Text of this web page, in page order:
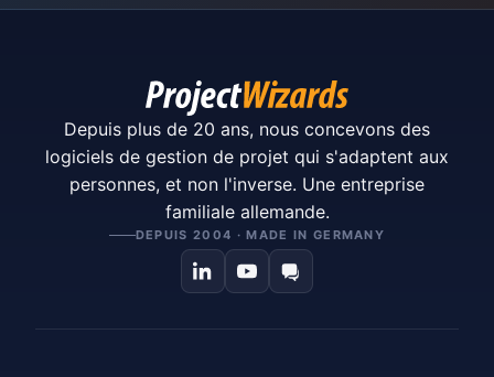
Depuis plus de 20 ans, nous concevons des
logiciels de gestion de projet qui s'adaptent aux
personnes, et non l'inverse. Une entreprise
familiale allemande.
DEPUIS 2004 · MADE IN GERMANY